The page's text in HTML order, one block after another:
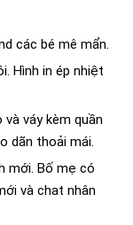
các bé mê mẩn.
Hình in ép nhiệt
và váy kèm quần
dãn thoải mái.
mới. Bố mẹ có
và chat nhân